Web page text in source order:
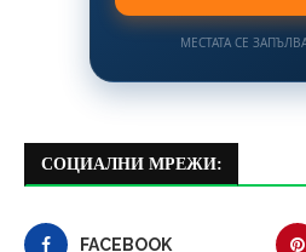
МЕСТАТА СЕ
СОЦИАЛНИ МРЕЖИ:
FACEBOOK